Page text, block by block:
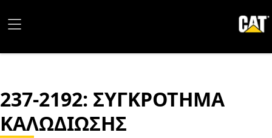
237-2192: ΣΥΓΚΡΟΤΗΜΑ
ΚΑΛΩΔΙΩΣΗΣ